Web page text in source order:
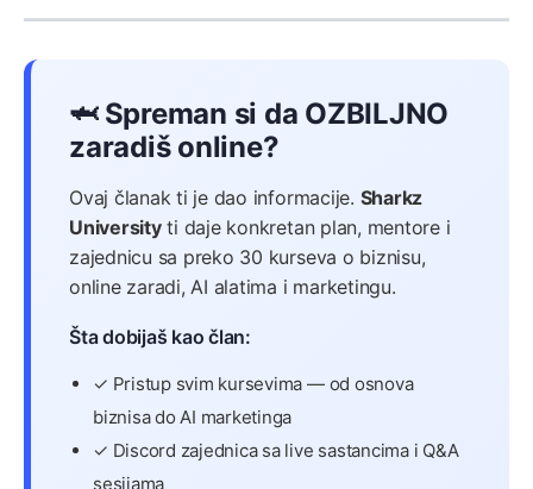
🦈 Spreman si da OZBILJNO
zaradiš online?
Ovaj članak ti je dao informacije. Sharkz
Universityti daje konkretan plan, mentore i
zajednicu sa preko 30 kurseva o biznisu,
online zaradi, AI alatima i marketingu.
Šta dobijaš kao član:
✓ Pristup svim kursevima — od osnova
biznisa do AI marketinga
✓ Discord zajednica sa live sastancima i Q&A
sesijama